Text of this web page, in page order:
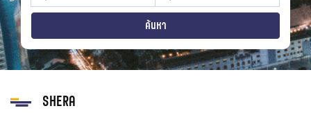
strain-station
sprice
ค้นหา
SHERA